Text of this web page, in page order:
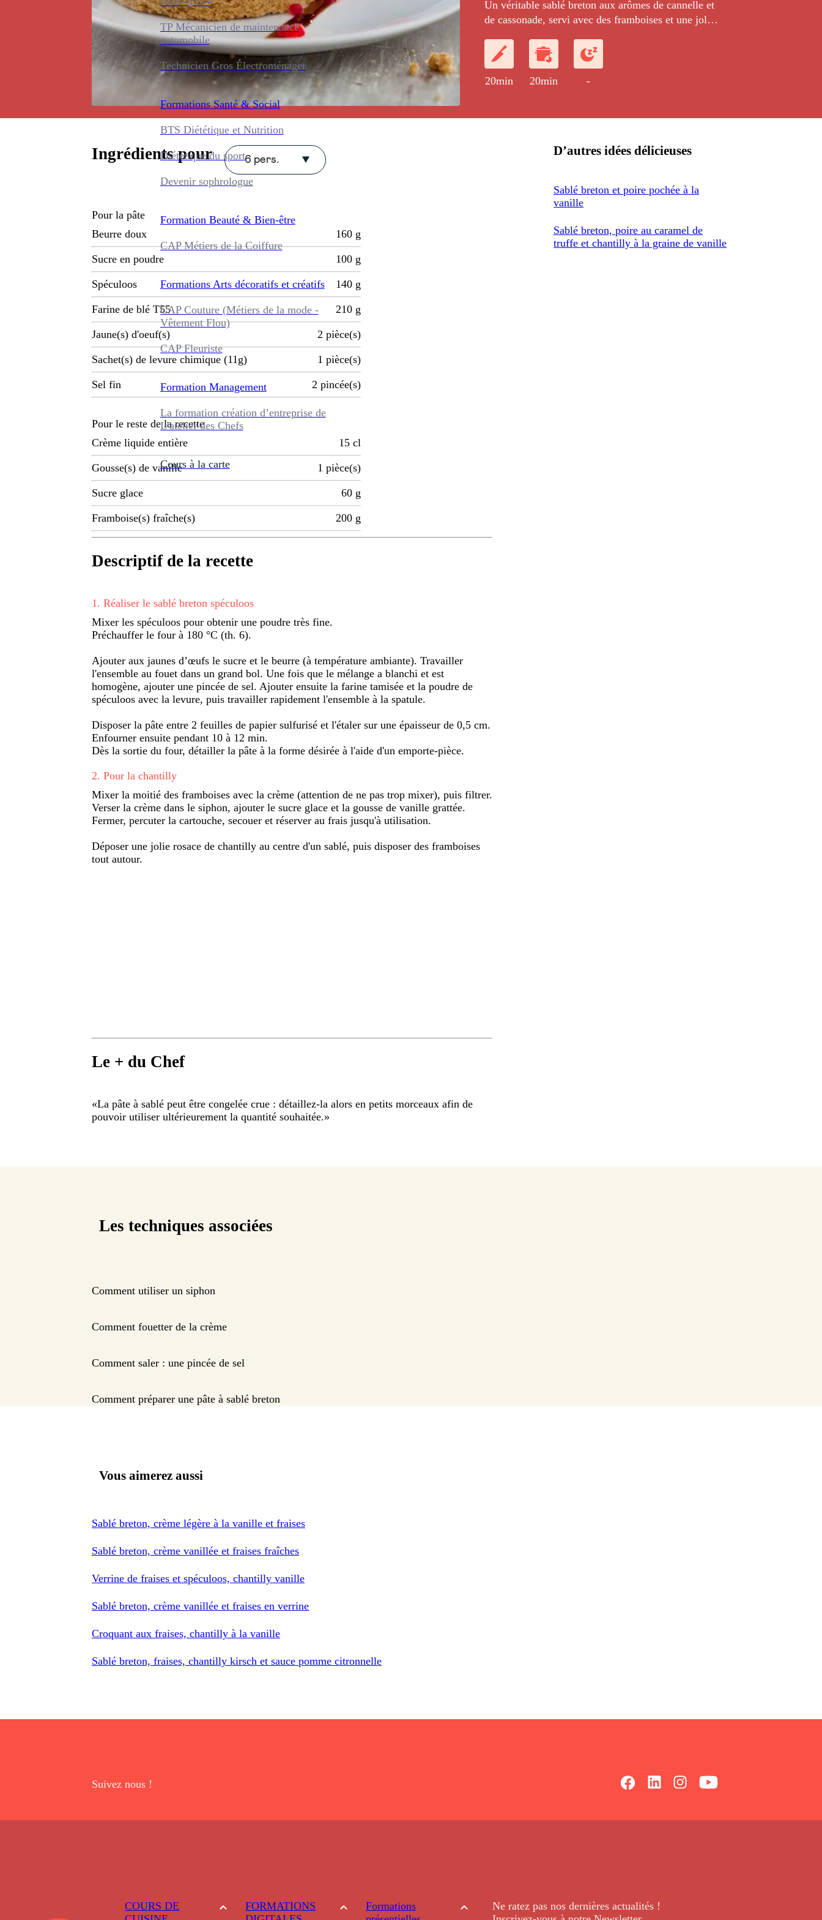
TP Mécanicien de maintenance
automobile
Technicien Gros Électroménager
Formations Santé & Social
BTS Diététique et Nutrition
Diététique du sport
Devenir sophrologue
Formation Beauté & Bien-être
CAP Métiers de la Coiffure
Formations Arts décoratifs et créatifs
CAP Couture (Métiers de la mode -
Vêtement Flou)
CAP Fleuriste
Formation Management
La formation création d’entreprise de
L’atelier des Chefs
Cours à la carte
Un véritable sablé breton aux arômes de cannelle et
de cassonade, servi avec des framboises et une jolie
20min 20min -
Ingrédients pour 6 pers.
Pour la pâte
Beurre doux
160 g
Sucre en poudre 100 g
Spéculoos 140 g
Farine de blé T55 210 g
Jaune(s) d'oeuf(s) 2 pièce(s)
Sachet(s) de levure chimique (11g) 1 pièce(s)
Sel fin 2 pincée(s)
Pour le reste de la recette
Crème liquide entière
15 cl
Gousse(s) de vanille 1 pièce(s)
Sucre glace 60 g
Framboise(s) fraîche(s) 200 g
Descriptif de la recette
1 . Réaliser le sablé breton spéculoos
Mixer les spéculoos pour obtenir une poudre très fine.
Préchauffer le four à 180 °C (th. 6).
Ajouter aux jaunes d’œufs le sucre et le beurre (à température ambiante). Travailler
l'ensemble au fouet dans un grand bol. Une fois que le mélange a blanchi et est
homogène, ajouter une pincée de sel. Ajouter ensuite la farine tamisée et la poudre de
spéculoos avec la levure, puis travailler rapidement l'ensemble à la spatule.
Disposer la pâte entre 2 feuilles de papier sulfurisé et l'étaler sur une épaisseur de 0,5 cm.
Enfourner ensuite pendant 10 à 12 min.
Dès la sortie du four, détailler la pâte à la forme désirée à l'aide d'un emporte-pièce.
2. Pour la chantilly
Mixer la moitié des framboises avec la crème (attention de ne pas trop mixer), puis filtrer.
Verser la crème dans le siphon, ajouter le sucre glace et la gousse de vanille grattée.
Fermer, percuter la cartouche, secouer et réserver au frais jusqu'à utilisation.
Déposer une jolie rosace de chantilly au centre d'un sablé, puis disposer des framboises
tout autour.
Le + du Chef
«La pâte à sablé peut être congelée crue : détaillez-la alors en petits morceaux afin de
pouvoir utiliser ultérieurement la quantité souhaitée.»
D’autres idées délicieuses
Sablé breton et poire pochée à la
vanille
Sablé breton, poire au caramel de
truffe et chantilly à la graine de vanille
Les techniques associées
Comment utiliser un siphon
Comment fouetter de la crème
Comment saler : une pincée de sel
Comment préparer une pâte à sablé breton
Vous aimerez aussi
Sablé breton, crème légère à la vanille et fraises
Sablé breton, crème vanillée et fraises fraîches
Verrine de fraises et spéculoos, chantilly vanille
Sablé breton, crème vanillée et fraises en verrine
Croquant aux fraises, chantilly à la vanille
Sablé breton, fraises, chantilly kirsch et sauce pomme citronnelle
Suivez nous !
COURS DE
FORMATIONS
Formations
Ne ratez pas nos dernièresactualités !